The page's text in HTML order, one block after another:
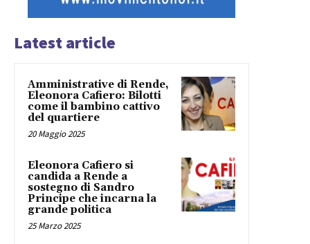
Latest article
Amministrative di Rende,
Eleonora Cafiero: Bilotti
come il bambino cattivo
del quartiere
20 Maggio 2025
Eleonora Cafiero si
candida a Rende a
sostegno di Sandro
Principe che incarna la
grande politica
25 Marzo 2025